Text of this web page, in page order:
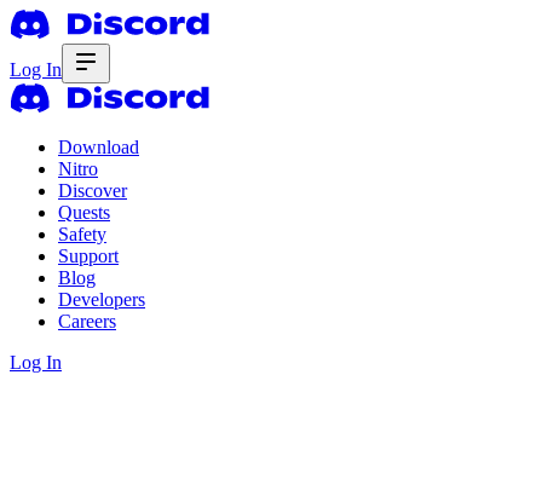
Log In
Download
Nitro
Discover
Quests
Safety
Support
Blog
Developers
Careers
Log In